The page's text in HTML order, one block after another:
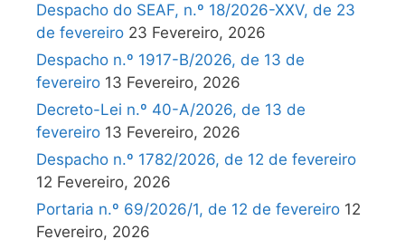
Despacho do SEAF, n.º 18/2026-XXV, de 23
de fevereiro 23 Fevereiro, 2026
Despacho n.º 1917-B/2026, de 13 de
fevereiro 13 Fevereiro, 2026
Decreto-Lei n.º 40-A/2026, de 13 de
fevereiro 13 Fevereiro, 2026
Despacho n.º 1782/2026, de 12 de fevereiro
12 Fevereiro, 2026
Portaria n.º 69/2026/1, de 12 de fevereiro 12
Fevereiro, 2026